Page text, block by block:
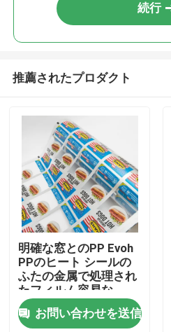
ホーム
続行
推薦されたプロダクト
明確な窓とのPP Evoh
PPのヒート シールの
ふたの金属で処理され
たフィルム容易な
Peelable
お問い合わせを送信